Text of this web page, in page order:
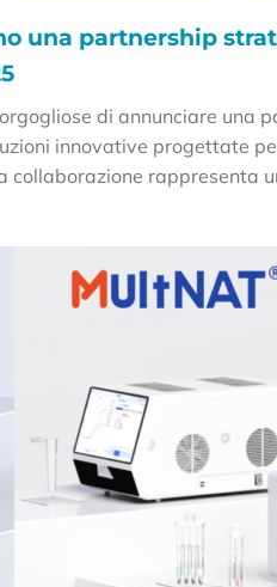
una partnership
di annunciare
innovative progettate
collaborazione